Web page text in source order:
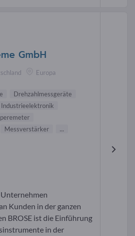
GmbH
Europa
Drehzahlmessgeräte
Industrieelektronik
Messverstärker ...
Kunden in der ganzen
BROSE ist die Einführung
in der